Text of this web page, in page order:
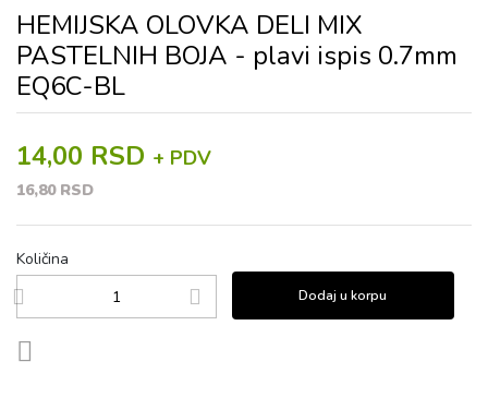
HEMIJSKA OLOVKA DELI MIX
PASTELNIH BOJA - plavi ispis 0.7mm
EQ6C-BL
14,00 RSD + PDV
16,80 RSD
Količina
Dodaj u korpu